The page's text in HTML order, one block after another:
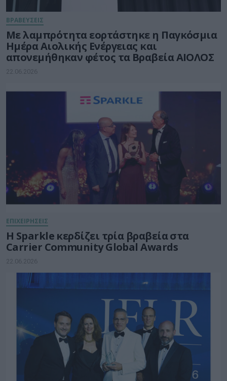
ΒΡΑΒΕΥΣΕΙΣ
Με λαμπρότητα εορτάστηκε η Παγκόσμια
Ημέρα Αιολικής Ενέργειας και
απονεμήθηκαν φέτος τα Βραβεία ΑΙΟΛΟΣ
22.06.2026
ΕΠΙΧΕΙΡΗΣΕΙΣ
Η Sparkle κερδίζει τρία βραβεία στα
Carrier Community Global Awards
22.06.2026